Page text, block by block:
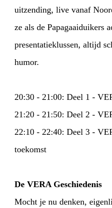
uitzending, live vanaf
ze als de Papagaaiduikers
presentatieklussen, altijd
humor.
20:30 - 21:00: Deel 1 -
21:20 - 21:50: Deel 2 -
22:10 - 22:40: Deel 3 -
toekomst
De VERA Geschiedenis
Mocht je nu denken,